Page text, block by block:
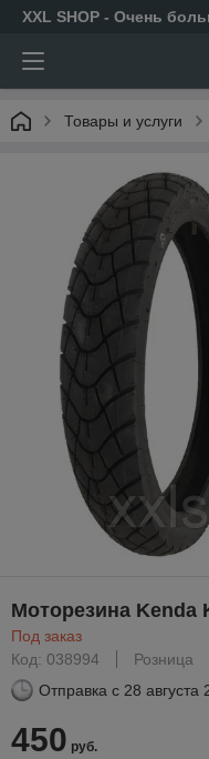
XXL SHOP - Очень
Товары и услуги
Моторезина Kenda
Под заказ
Код: 038994
Розница
Отправка с 28 августа
450 руб.